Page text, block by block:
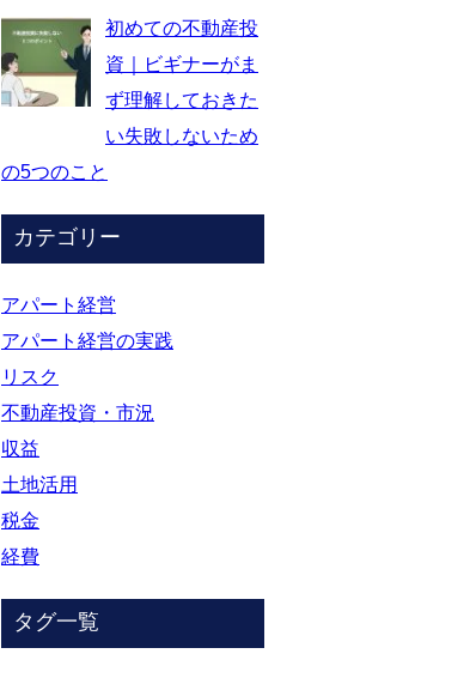
初めての不動産投
資｜ビギナーがま
ず理解しておきた
い失敗しないため
の5つのこと
カテゴリー
アパート経営
アパート経営の実践
リスク
不動産投資・市況
収益
土地活用
税金
経費
タグ一覧